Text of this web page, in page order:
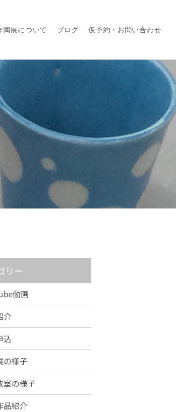
陶展について ブログ 仮予約・お問い合わせ
リー
動画
介
込
の様子
室の様子
品紹介